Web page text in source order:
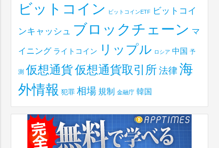
ビットコイン ビットコインETF ビットコイ
ンキャッシュ ブロックチェーン マ
イニング ライトコイン リップル ロシア 中国 予
測 仮想通貨仮想通貨取引所 法律 海
外情報 犯罪 相場 規制 金融庁 韓国